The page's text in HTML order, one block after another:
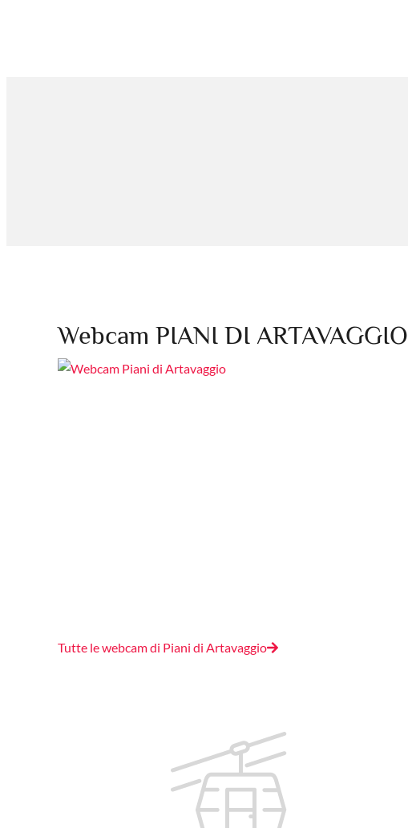
Webcam PIANI DI ARTAVAGGIO
Tutte le webcam di Piani di Artavaggio